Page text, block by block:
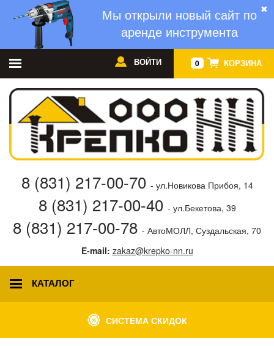
✖
Мы открыли новый сайт по
аренде инструмента
0 КОРЗИНА
ВОЙТИ
8 (831) 217-00-70 - ул.Новикова Прибоя, 14
8 (831) 217-00-40 - ул.Бекетова, 39
8 (831) 217-00-78 - АвтоМОЛЛ, Суздальская, 70
E-mail: zakaz@krepko-nn.ru
КАТАЛОГ
СИСТЕМА СКИДОК